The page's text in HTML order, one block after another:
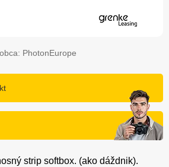
PhotonEurope
strip softbox. (ako dáždnik).